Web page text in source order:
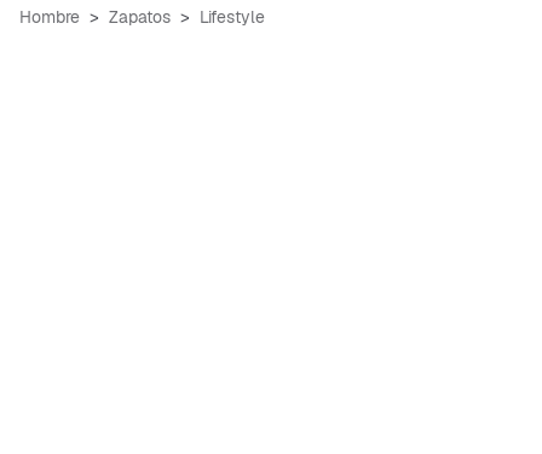
Hombre Zapatos Lifestyle